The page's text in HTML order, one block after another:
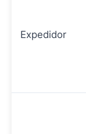
Expedidor